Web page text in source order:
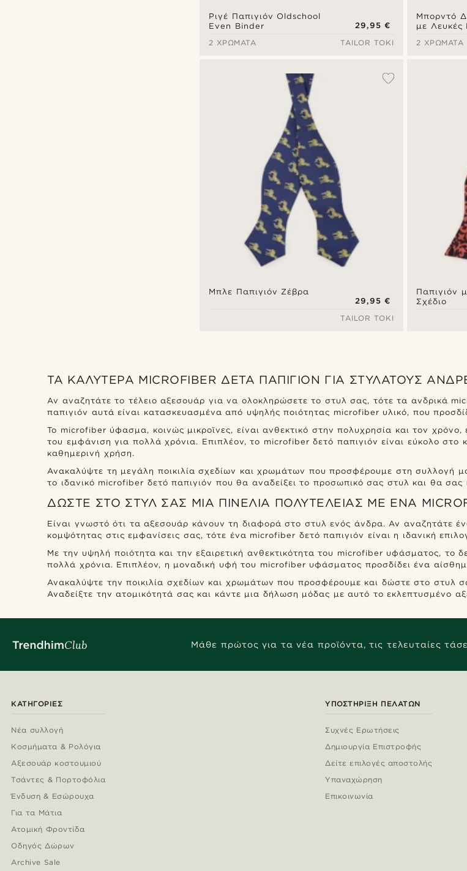
Ριγέ Παπιγιόν Oldschool
Even Binder
29,95 €
2 ΧΡΏΜΑΤΑ
TAILOR TOKI
Μπορντό
με Λευκές
2 ΧΡΏΜΑΤΑ
Μπλε Παπιγιόν Ζέβρα
29,95 €
TAILOR TOKI
Παπιγιόν
Σχέδιο
ΤΑ ΚΑΛΎΤΕΡΑ MICROFIBER ΔΕΤΆ ΠΑΠΙΓΙΌΝ ΓΙΑ ΣΤΥΛΆΤΟΥΣ
Αν αναζητάτε το τέλειο αξεσουάρ για να ολοκληρώσετε το στυλ σας, τότε τα ανδρικά
παπιγιόν αυτά είναι κατασκευασμένα από υψηλής ποιότητας microfiber υλικό, που
Το microfiber ύφασμα, κοινώς μικροϊνες, είναι ανθεκτικό στην πολυχρησία και τον
του εμφάνιση για πολλά χρόνια. Επιπλέον, το microfiber δετό παπιγιόν είναι εύκολο στο
καθημερινή χρήση.
Ανακαλύψτε τη μεγάλη ποικιλία σχεδίων και χρωμάτων που προσφέρουμε στη συλλογή
το ιδανικό microfiber δετό παπιγιόν που θα αναδείξει το προσωπικό σας στυλ και θα σας
ΔΏΣΤΕ ΣΤΟ ΣΤΥΛ ΣΑΣ ΜΙΑ ΠΙΝΕΛΙΆ ΠΟΛΥΤΈΛΕΙΑΣ ΜΕ ΈΝΑ
Είναι γνωστό ότι τα αξεσουάρ κάνουν τη διαφορά στο στυλ ενός άνδρα. Αν αναζητάτε
κομψότητας στις εμφανίσεις σας, τότε ένα microfiber δετό παπιγιόν είναι η ιδανική
Με την υψηλή ποιότητα και την εξαιρετική ανθεκτικότητα του microfiber υφάσματος, το
πολλά χρόνια. Επιπλέον, η μοναδική υφή του microfiber υφάσματος προσδίδει ένα
Ανακαλύψτε την ποικιλία σχεδίων και χρωμάτων που προσφέρουμε και δώστε στο στυλ
Αναδείξτε την ατομικότητά σας και κάντε μια δήλωση μόδας με αυτό το εκλεπτυσμένο
Μάθε πρώτος για τα νέα προϊόντα, τις τελευταίες
ΚΑΤΗΓΟΡΊΕΣ
Νέα συλλογή
Κοσμήματα & Ρολόγια
Αξεσουάρ κοστουμιού
Τσάντες & Πορτοφόλια
Ένδυση & Εσώρουχα
Για τα Μάτια
Ατομική Φροντίδα
Οδηγός Δώρων
Archive Sale
ΥΠΟΣΤΉΡΙΞΗ ΠΕΛΑΤΏΝ
Συχνές Ερωτήσεις
Δημιουργία Επιστροφής
Δείτε επιλογές αποστολής
Υπαναχώρηση
Επικοινωνία